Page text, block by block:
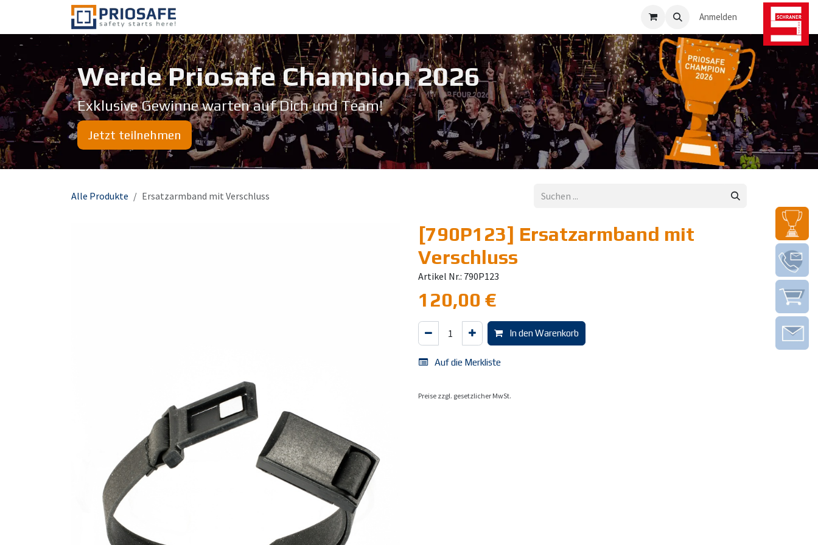
Zum Inhalt springen
Anmelden
Jetzt teilnehmen
Werde Priosafe Champion 20​26
Exklusive Gewinne warten auf Dich und Team!
Alle Produkte Ersatzarmband mit Verschluss
[790P123] Ersatzarmband mit
Verschluss
Artikel Nr.: 790P123
120,00 €
In den Warenkorb
Auf die Merkliste
Preise zzgl. gesetzlicher MwSt.